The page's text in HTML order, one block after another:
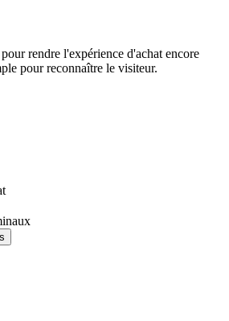
rendre l'expérience d'achat encore
pour reconnaître le visiteur.